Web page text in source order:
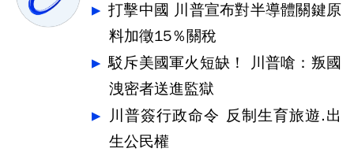
打擊中國 川普宣布對半導體關鍵原
料加徵15％關稅
駁斥美國軍火短缺！ 川普嗆：叛國
洩密者送進監獄
川普簽行政命令 反制生育旅遊.出
生公民權